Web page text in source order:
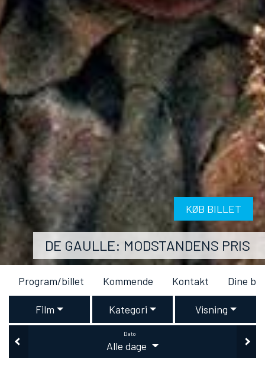
DE GAULLE: MODSTANDENS PRIS
KØB BILLET
Program/billet Kommende Kontakt Dine
Film Kategori Visning
Dato
Alle dage